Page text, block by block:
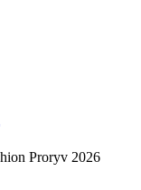
Proryv 2026